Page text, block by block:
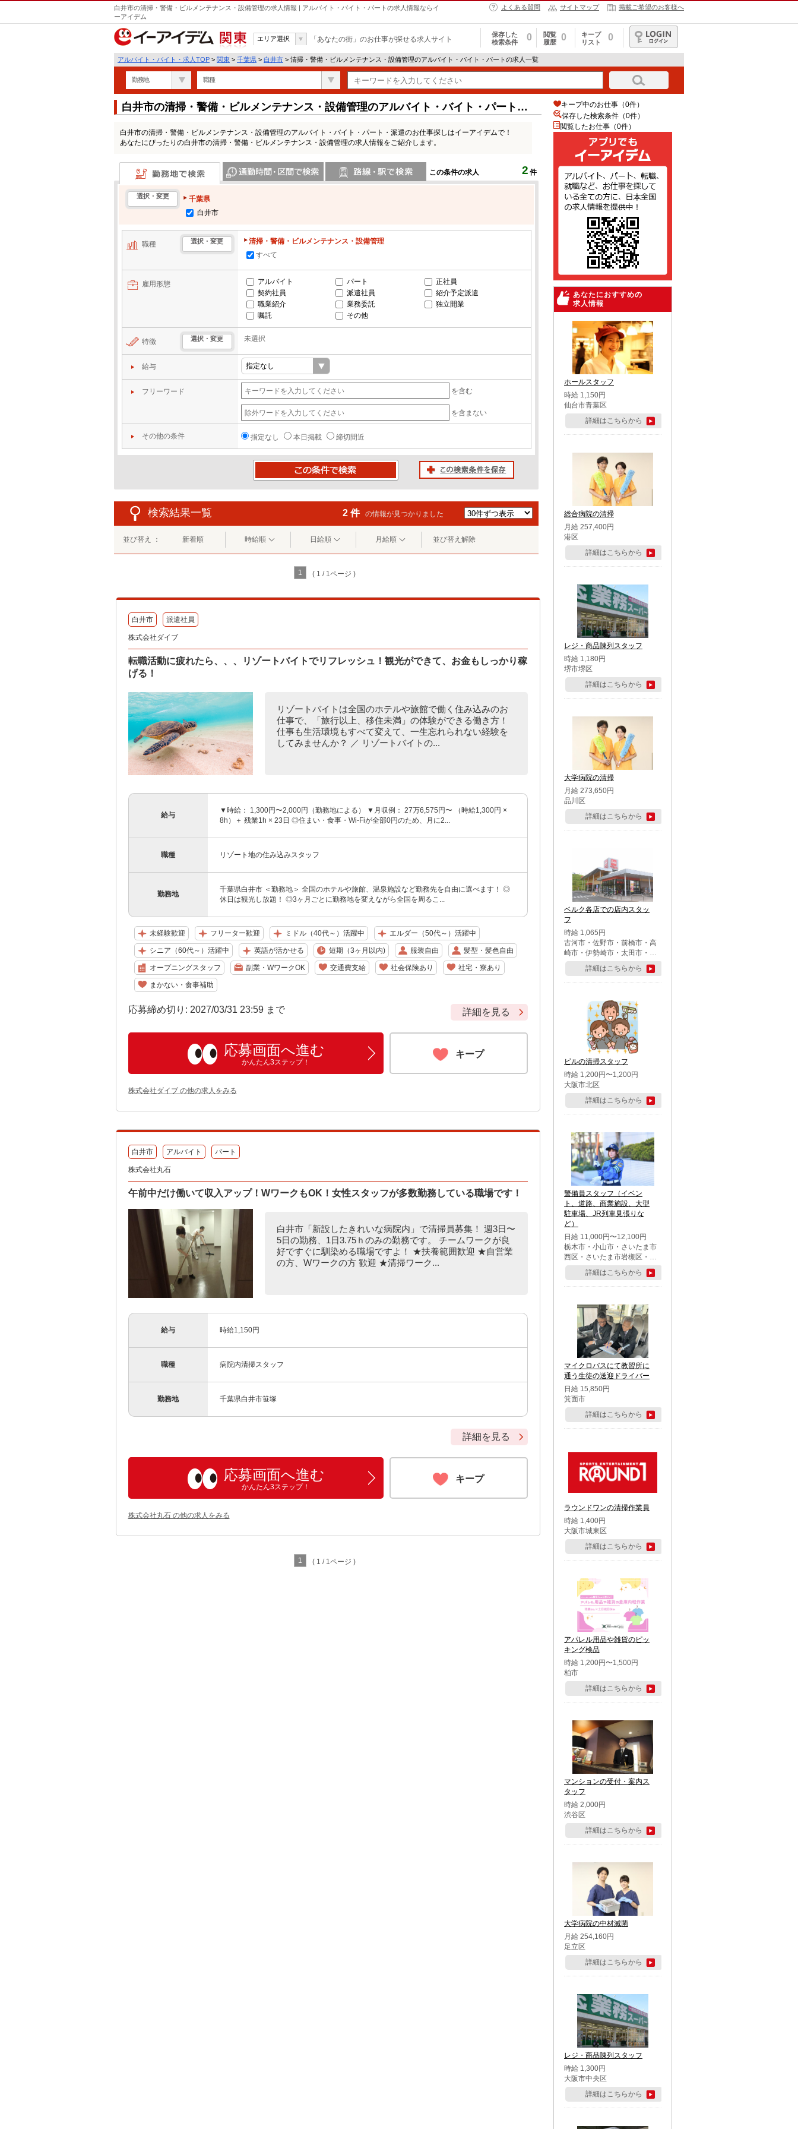
白井市の清掃・警備・ビルメンテナンス・設備管理の求人情報 | アルバイト・バイト・パートの求人情報ならイ
ーアイデム
よくある質問 サイトマップ 掲載ご希望のお客様へ
関東
エリア選択 「あなたの街」のお仕事が探せる求人サイト
保存した
検索条件
0
閲覧
履歴
0
キープ
リスト
0
ログイン
アルバイト・バイト・求人TOP > 関東 > 千葉県 > 白井市 > 清掃・警備・ビルメンテナンス・設備管理のアルバイト・バイト・パートの求人一覧
勤務地 職種
白井市の清掃・警備・ビルメンテナンス・設備管理のアルバイト・バイト・パートの
白井市の清掃・警備・ビルメンテナンス・設備管理のアルバイト・バイト・パート・派遣のお仕事探しはイーアイデムで！
あなたにぴったりの白井市の清掃・警備・ビルメンテナンス・設備管理の求人情報をご紹介します。
この条件の求人 2 件
勤務地で検索
選択・変更
千葉県
白井市
職種 選択・変更
清掃・警備・ビルメンテナンス・設備管理
すべて
雇用形態 アルバイト パート
正社員
契約社員
派遣社員
紹介予定派遣
職業紹介
業務委託
独立開業
嘱託
その他
特徴 選択・変更 未選択
給与
フリーワード を含む
を含まない
その他の条件 指定なし 本日掲載 締切間近
検索結果一覧 2 件 の情報が見つかりました
並び替え ： 新着順 時給順 日給順 月給順 並び替え解除
1 ( 1 / 1ページ )
白井市 派遣社員
株式会社ダイブ
転職活動に疲れたら、、、リゾートバイトでリフレッシュ！観光ができて、お金もしっかり稼
げる！
リゾートバイトは全国のホテルや旅館で働く住み込みのお
仕事で、「旅行以上、移住未満」の体験ができる働き方！
仕事も生活環境もすべて変えて、一生忘れられない経験を
してみませんか？ ／ リゾートバイトの...
給与
▼時給： 1,300円〜2,000円（勤務地による） ▼月収例： 27万6,575円〜 （時給1,300円 ×
8h）＋ 残業1h × 23日 ◎住まい・食事・Wi-Fiが全部0円のため、月に2...
職種 リゾート地の住み込みスタッフ
勤務地
千葉県白井市 ＜勤務地＞ 全国のホテルや旅館、温泉施設など勤務先を自由に選べます！ ◎
休日は観光し放題！ ◎3ヶ月ごとに勤務地を変えながら全国を周るこ...
未経験歓迎 フリーター歓迎 ミドル（40代～）活躍中 エルダー（50代～）活躍中
シニア（60代～）活躍中 英語が活かせる 短期（3ヶ月以内) 服装自由 髪型・髪色自由
オープニングスタッフ 副業・WワークOK 交通費支給 社会保険あり 社宅・寮あり
まかない・食事補助
応募締め切り: 2027/03/31 23:59 まで 詳細を見る
応募画面へ進む
かんたん3ステップ！
キープ
株式会社ダイブ の他の求人をみる
白井市 アルバイト パート
株式会社丸石
午前中だけ働いて収入アップ！WワークもOK！女性スタッフが多数勤務している職場です！
白井市「新設したきれいな病院内」で清掃員募集！ 週3日〜
5日の勤務、1日3.75ｈのみの勤務です。 チームワークが良
好ですぐに馴染める職場ですよ！ ★扶養範囲歓迎 ★自営業
の方、Wワークの方 歓迎 ★清掃ワーク...
給与 時給1,150円
職種 病院内清掃スタッフ
勤務地 千葉県白井市笹塚
詳細を見る
応募画面へ進む
かんたん3ステップ！
キープ
株式会社丸石 の他の求人をみる
1 ( 1 / 1ページ )
キープ中のお仕事（0件）
保存した検索条件（0件）
閲覧したお仕事（0件）
あなたにおすすめの
求人情報
ホールスタッフ
時給 1,150円
仙台市青葉区
詳細はこちらから
総合病院の清掃
月給 257,400円
港区
詳細はこちらから
レジ・商品陳列スタッフ
時給 1,180円
堺市堺区
詳細はこちらから
大学病院の清掃
月給 273,650円
品川区
詳細はこちらから
ベルク各店での店内スタッ
フ
時給 1,065円
古河市・佐野市・前橋市・高
崎市・伊勢崎市・太田市・館
林市・藤岡市・大泉町・さい
たま市北区・川越市・熊谷
市・行田市・秩父市・所沢
市・鶴ケ島市・千葉市中央
区・市川市・松戸市・習志野
市・柏市・流山市・八千代
市・足立区・江戸川区・八王
子市・町田市
詳細はこちらから
ビルの清掃スタッフ
時給 1,200円〜1,200円
大阪市北区
詳細はこちらから
警備員スタッフ（イベン
ト、道路、商業施設、大型
駐車場、JR列車見張りな
ど）
日給 11,000円〜12,100円
栃木市・小山市・さいたま市
西区・さいたま市岩槻区・久
喜市・蓮田市
詳細はこちらから
マイクロバスにて教習所に
通う生徒の送迎ドライバー
日給 15,850円
箕面市
詳細はこちらから
ラウンドワンの清掃作業員
時給 1,400円
大阪市城東区
詳細はこちらから
アパレル用品や雑貨のピッ
キング検品
時給 1,200円〜1,500円
柏市
詳細はこちらから
マンションの受付・案内ス
タッフ
時給 2,000円
渋谷区
詳細はこちらから
大学病院の中材滅菌
月給 254,160円
足立区
詳細はこちらから
レジ・商品陳列スタッフ
時給 1,300円
大阪市中央区
詳細はこちらから